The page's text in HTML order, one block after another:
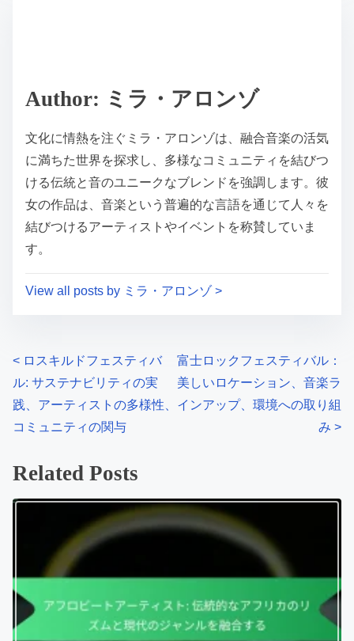
Author: ミラ・アロンゾ
文化に情熱を注ぐミラ・アロンゾは、融合音楽の活気
に満ちた世界を探求し、多様なコミュニティを結びつ
ける伝統と音のユニークなブレンドを強調します。彼
女の作品は、音楽という普遍的な言語を通じて人々を
結びつけるアーティストやイベントを称賛していま
す。
View all posts by ミラ・アロンゾ >
Posts navigation
< ロスキルドフェスティバ
ル: サステナビリティの実
践、アーティストの多様性、
コミュニティの関与
富士ロックフェスティバル：
美しいロケーション、音楽ラ
インアップ、環境への取り組
み >
Related Posts